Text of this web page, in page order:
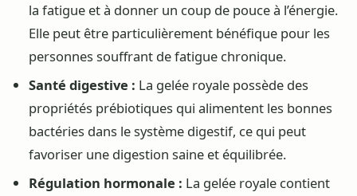
la fatigue et à donner un coup de pouce à l’énergie.
Elle peut être particulièrement bénéfique pour les
personnes souffrant de fatigue chronique.
Santé digestive : La gelée royale possède des
propriétés prébiotiques qui alimentent les bonnes
bactéries dans le système digestif, ce qui peut
favoriser une digestion saine et équilibrée.
Régulation hormonale : La gelée royale contient